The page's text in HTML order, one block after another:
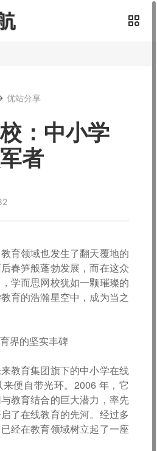
优站分享
：中小学
者
育领域也发生了翻天覆地的
春笋般蓬勃发展，而在这众
学而思网校犹如一颗璀璨的
育的浩瀚星空中，成为当之
界的坚实丰碑
教育集团旗下的中小学在线
便自带光环。2006 年，它
教育结合的巨大潜力，率先
了在线教育的先河。经过多
经在教育领域树立起了一座